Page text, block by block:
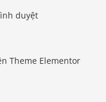
duyệt